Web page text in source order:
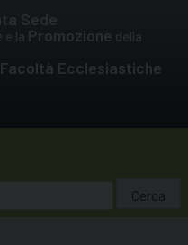
e la Promozione della
Facoltà Ecclesiastiche